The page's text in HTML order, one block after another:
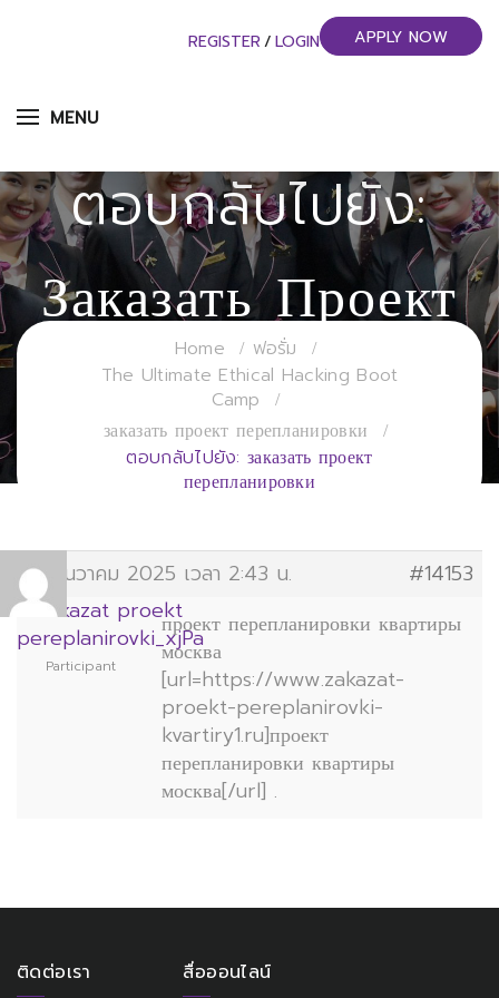
MENU
REGISTER / LOGIN APPLY NOW
ตอบกลับไปยัง:
Заказать Проект
Перепланировки
วิทยาลัยการจัดการอุตสาหกรรมบริการ
มหาวิทยาลัยราชภัฏสวนสุนันทา
Home
ฟอรั่ม
The Ultimate Ethical Hacking Boot
Camp
заказать проект перепланировки
ตอบกลับไปยัง: заказать проект
перепланировки
19 ธันวาคม 2025 เวลา 2:43 น.
#14153
zakazat proekt
pereplanirovki_xjPa
Participant
проект перепланировки квартиры
москва
[url=https://www.zakazat-
proekt-pereplanirovki-
kvartiry1.ru]проект
перепланировки квартиры
москва[/url] .
ติดต่อเรา สื่อออนไลน์